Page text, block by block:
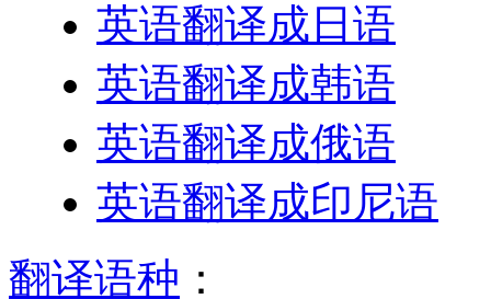
英语翻译成日语
英语翻译成韩语
英语翻译成俄语
英语翻译成印尼语
翻译语种 ：